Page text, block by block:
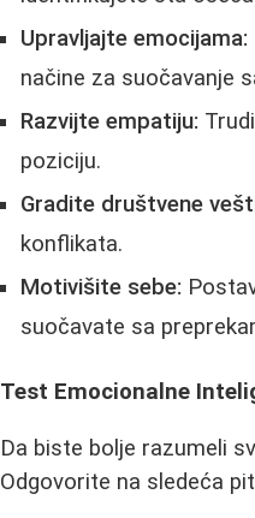
Upravljajte emocijama:
načine za suočavanje
Razvijte empatiju:
poziciju.
Gradite društvene
konflikata.
Motivišite sebe:
suočavate sa
Test Emocionalne
Da biste bolje razumeli
Odgovorite na sledeća